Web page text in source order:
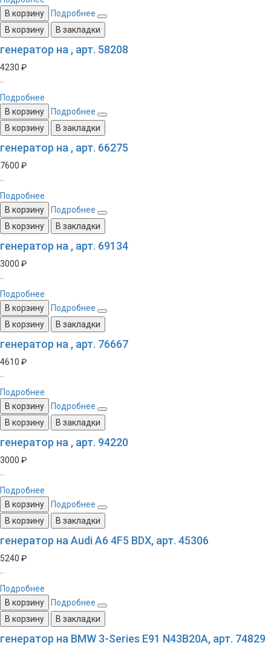
В корзину
Подробнее
В корзину
В закладки
генератор на , арт. 58208
4230 ₽
Подробнее
В корзину
Подробнее
В корзину
В закладки
генератор на , арт. 66275
7600 ₽
Подробнее
В корзину
Подробнее
В корзину
В закладки
генератор на , арт. 69134
3000 ₽
Подробнее
В корзину
Подробнее
В корзину
В закладки
генератор на , арт. 76667
4610 ₽
Подробнее
В корзину
Подробнее
В корзину
В закладки
генератор на , арт. 94220
3000 ₽
Подробнее
В корзину
Подробнее
В корзину
В закладки
генератор на Audi A6 4F5 BDX, арт. 45306
5240 ₽
Подробнее
В корзину
Подробнее
В корзину
В закладки
генератор на BMW 3-Series E91 N43B20A, арт. 74829